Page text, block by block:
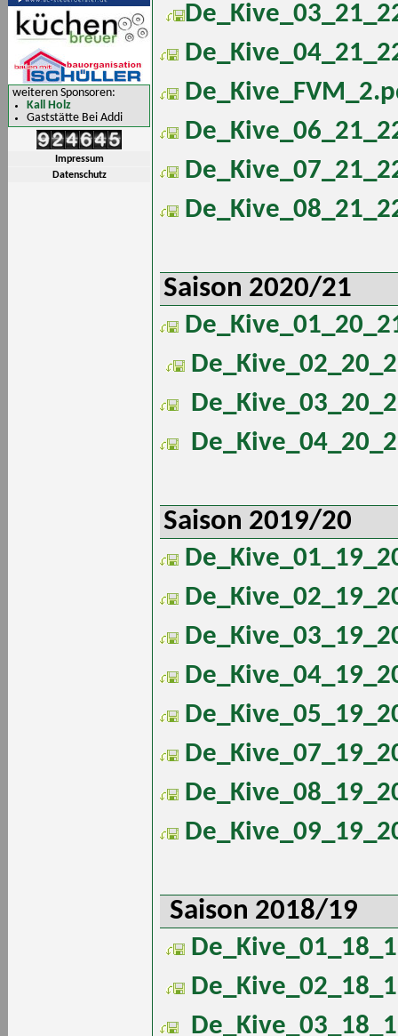
weiteren Sponsoren:
Kall Holz
Gaststätte Bei Addi
Impressum
Datenschutz
Saison 2020/21
Saison 2019/20
Saison 2018/19